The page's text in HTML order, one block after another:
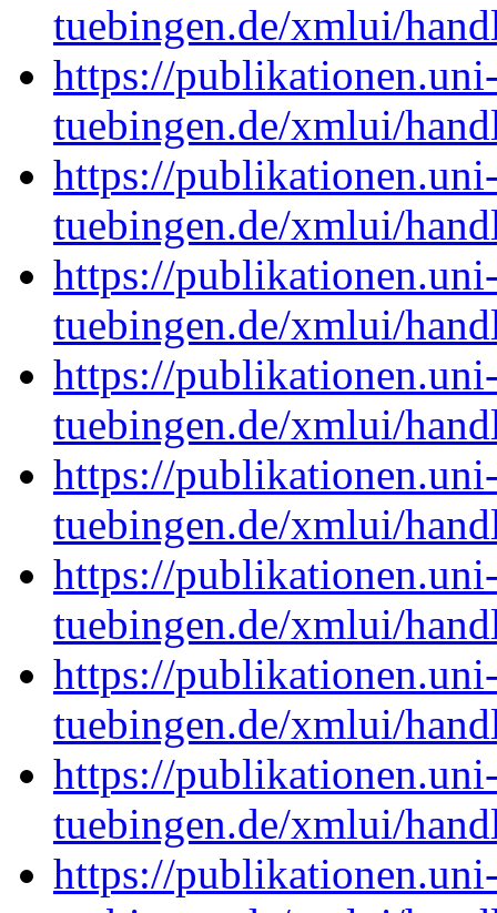
tuebingen.de/xmlui/
https://
tuebingen.de/xmlui/
https://
tuebingen.de/xmlui/
https://
tuebingen.de/xmlui/
https://
tuebingen.de/xmlui/
https://
tuebingen.de/xmlui/
https://
tuebingen.de/xmlui/
https://
tuebingen.de/xmlui/
https://
tuebingen.de/xmlui/
https://